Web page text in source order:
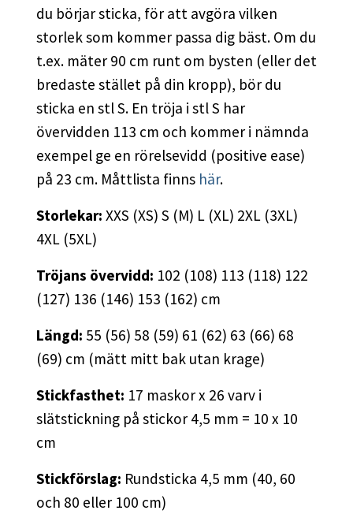
du börjar sticka, för att avgöra vilken
storlek som kommer passa dig bäst. Om du
t.ex. mäter 90 cm runt om bysten (eller det
bredaste stället på din kropp), bör du
sticka en stl S. En tröja i stl S har
övervidden 113 cm och kommer i nämnda
exempel ge en rörelsevidd (positive ease)
på 23 cm. Måttlista finns här.
Storlekar: XXS (XS) S (M) L (XL) 2XL (3XL)
4XL (5XL)
Tröjans övervidd: 102 (108) 113 (118) 122
(127) 136 (146) 153 (162) cm
Längd: 55 (56) 58 (59) 61 (62) 63 (66) 68
(69) cm (mätt mitt bak utan krage)
Stickfasthet: 17 maskor x 26 varv i
slätstickning på stickor 4,5 mm = 10 x 10
cm
Stickförslag: Rundsticka 4,5 mm (40, 60
och 80 eller 100 cm)